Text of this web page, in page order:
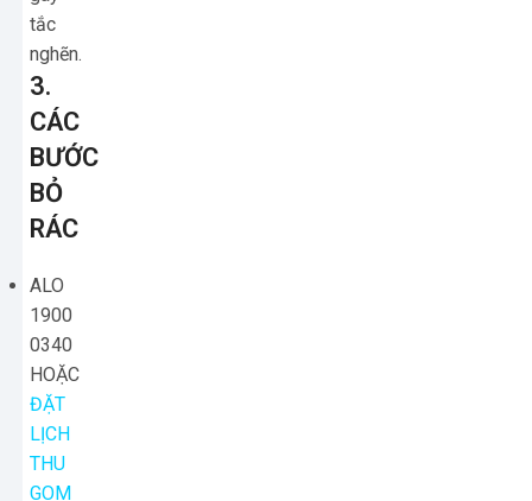
tắc
nghẽn.
3.
CÁC
BƯỚC
BỎ
RÁC
ALO
1900
0340
HOẶC
ĐẶT
LỊCH
THU
GOM